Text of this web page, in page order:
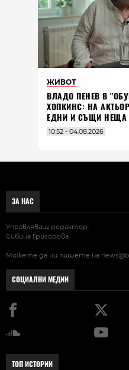
ЖИВОТ
ВЛАДO ПЕНЕВ В
ХОПКИНС: НА
ЕДНИ И СЪЩИ НЕЩА
10:52 - 04.08.2026
ЗА НАС
Управляващ редактор:
Сибина Григорова
Можете да ни пишете на
СОЦИАЛНИ МЕДИИ
ТОП ИСТОРИИ